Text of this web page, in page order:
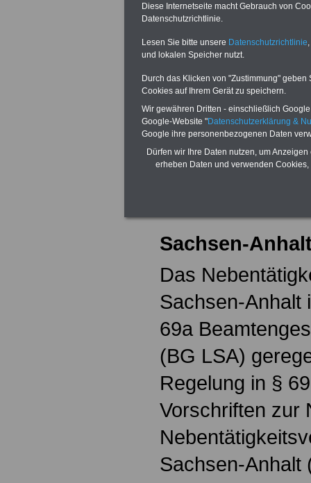
Unter
anhalt ➚ haben
Servicebereich
Sie weitere
rund um das
Sachsen-
Das
Sachsen-Anhalt
69a
(BG LSA)
Regelung in §
Vorschriften zur
Sachsen-Anhalt
Diese Internetseite macht Gebrauch von
Datenschutzrichtlinie.
Lesen Sie bitte unsere Datenschutzrichtlinie
und lokalen Speicher nutzt.
Durch das Klicken von "Zustimmung"
Cookies auf Ihrem Gerät zu speichern.
Wir gewähren Dritten - einschließlich
Google-Website "Datenschutzerklärung &
Google ihre personenbezogenen Daten
Dürfen wir Ihre Daten nutzen, um
erheben Daten und verwenden